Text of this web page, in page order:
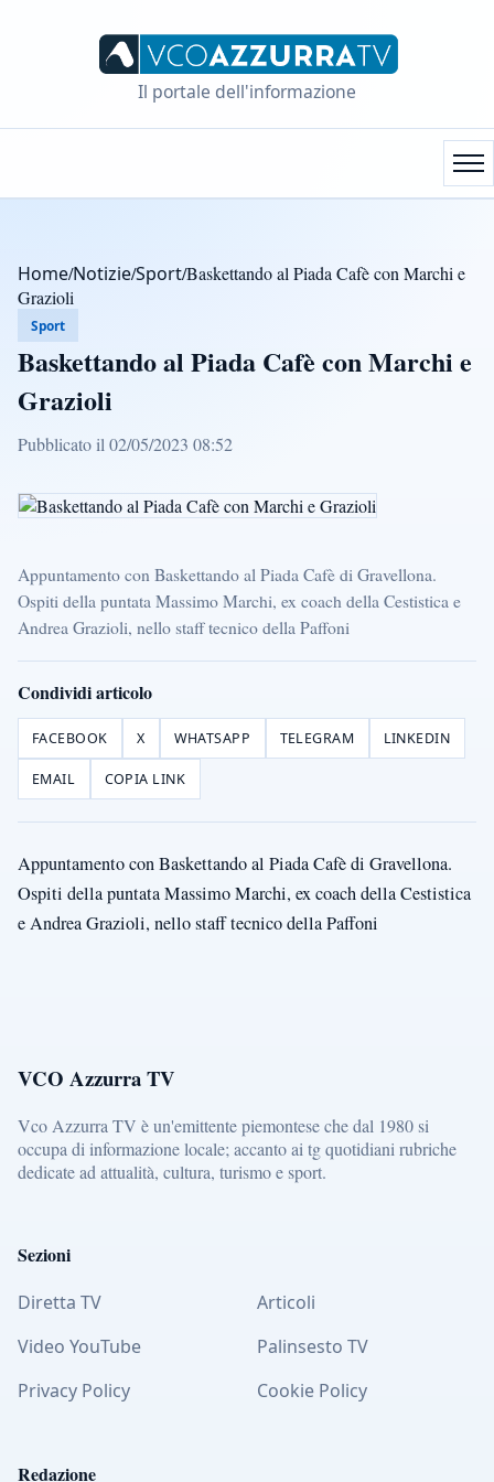
Il portale dell'informazione
Home/Notizie/Sport/Baskettando al Piada Cafè con Marchi e
Grazioli
Sport
Baskettando al Piada Cafè con Marchi e
Grazioli
Pubblicato il 02/05/2023 08:52
Appuntamento con Baskettando al Piada Cafè di Gravellona.
Ospiti della puntata Massimo Marchi, ex coach della Cestistica e
Andrea Grazioli, nello staff tecnico della Paffoni
Condividi articolo
FACEBOOK X WHATSAPP TELEGRAM LINKEDIN
EMAIL COPIA LINK
Appuntamento con Baskettando al Piada Cafè di Gravellona.
Ospiti della puntata Massimo Marchi, ex coach della Cestistica
e Andrea Grazioli, nello staff tecnico della Paffoni
VCO Azzurra TV
Vco Azzurra TV è un'emittente piemontese che dal 1980 si
occupa di informazione locale; accanto ai tg quotidiani rubriche
dedicate ad attualità, cultura, turismo e sport.
Sezioni
Diretta TV
Articoli
Video YouTube
Palinsesto TV
Privacy Policy
Cookie Policy
Redazione